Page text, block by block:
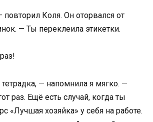
Коля. Он оторвался от
— Ты переклеила этикетки.
— напомнила я мягко. —
раз. Ещё есть случай, когда ты
«Лучшая хозяйка» у себя на работе.